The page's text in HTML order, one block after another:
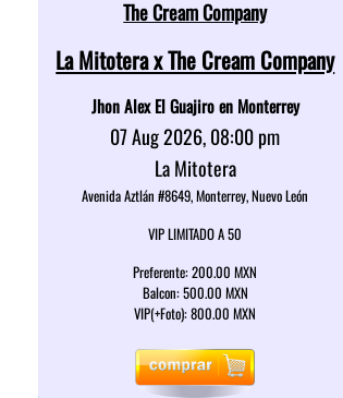
The Cream Company
La Mitotera x The Cream Company
Jhon Alex El Guajiro en Monterrey
07 Aug 2026, 08:00 pm
La Mitotera
Avenida Aztlán #8649, Monterrey, Nuevo León
VIP LIMITADO A 50
Preferente: 200.00 MXN
Balcon: 500.00 MXN
VIP(+Foto): 800.00 MXN